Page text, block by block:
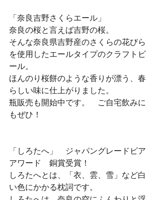
「奈良吉野さくらエール」
奈良の桜と言えば吉野の桜。
そんな奈良県吉野産のさくらの花びら
を使用したエールタイプのクラフトビ
ール。
ほんのり桜餅のような香りが漂う、春
らしい味に仕上がりました。
瓶販売も開始中です。　ご自宅飲みに
もぜひ！
「しろたへ」　ジャパングレードビア
アワード　銅賞受賞！
しろたへとは、「衣、雲、雪」など白
い色にかかる枕詞です。